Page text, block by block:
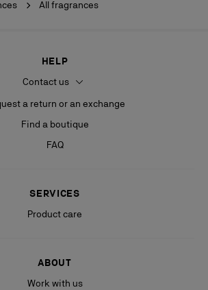
All fragrances
HELP
Contact us
a return or an exchange
Find a boutique
FAQ
SERVICES
Product care
ABOUT
Work with us